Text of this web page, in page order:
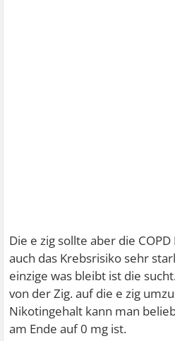
Die e zig sollte aber die
auch das Krebsrisiko sehr
einzige was bleibt ist die
von der Zig. auf die e zig
Nikotingehalt kann man
am Ende auf 0 mg ist.